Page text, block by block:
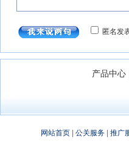
产品中心|
网站首页| 公关服务| 推广